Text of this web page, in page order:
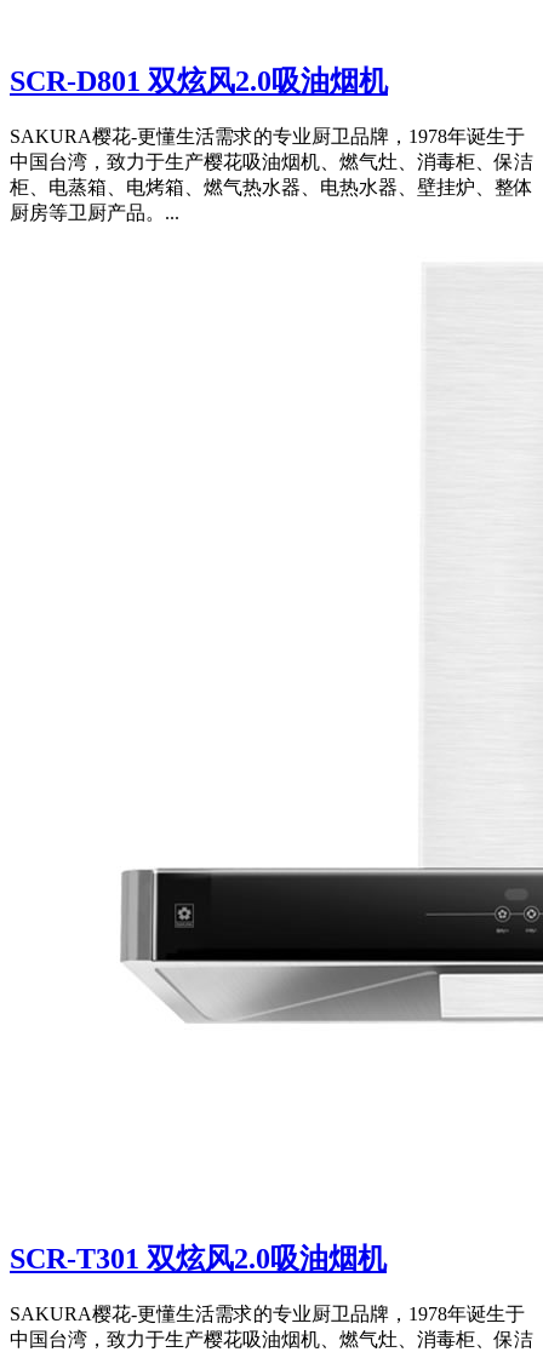
SCR-D801 双炫风2.0吸油烟机
SAKURA樱花-更懂生活需求的专业厨卫品牌，1978年诞生于
中国台湾，致力于生产樱花吸油烟机、燃气灶、消毒柜、保洁
柜、电蒸箱、电烤箱、燃气热水器、电热水器、壁挂炉、整体
厨房等卫厨产品。...
SCR-T301 双炫风2.0吸油烟机
SAKURA樱花-更懂生活需求的专业厨卫品牌，1978年诞生于
中国台湾，致力于生产樱花吸油烟机、燃气灶、消毒柜、保洁